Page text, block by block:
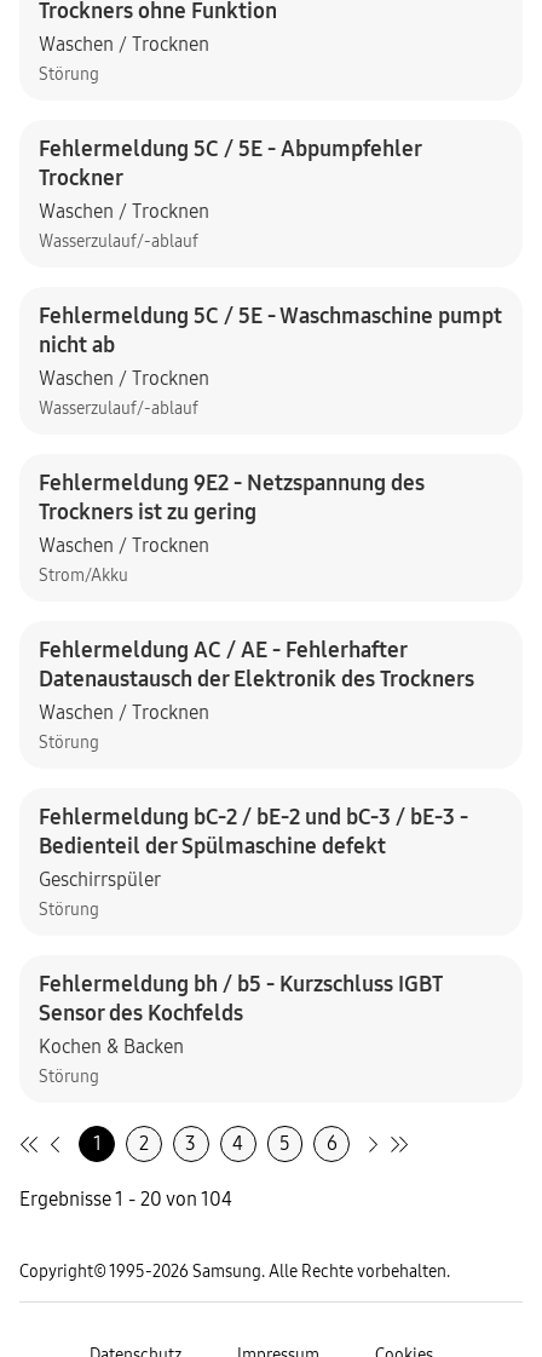
Trockners ohne Funktion
Waschen / Trocknen
Störung
Fehlermeldung 5C / 5E - Abpumpfehler
Trockner
Waschen / Trocknen
Wasserzulauf/-ablauf
Fehlermeldung 5C / 5E - Waschmaschine pumpt
nicht ab
Waschen / Trocknen
Wasserzulauf/-ablauf
Fehlermeldung 9E2 - Netzspannung des
Trockners ist zu gering
Waschen / Trocknen
Strom/Akku
Fehlermeldung AC / AE - Fehlerhafter
Datenaustausch der Elektronik des Trockners
Waschen / Trocknen
Störung
Fehlermeldung bC-2 / bE-2 und bC-3 / bE-3 -
Bedienteil der Spülmaschine defekt
Geschirrspüler
Störung
Fehlermeldung bh / b5 - Kurzschluss IGBT
Sensor des Kochfelds
Kochen & Backen
Störung
1 2 3 4 5 6
Ergebnisse 1 - 20 von 104
Copyright© 1995-2026 Samsung. Alle Rechte vorbehalten.